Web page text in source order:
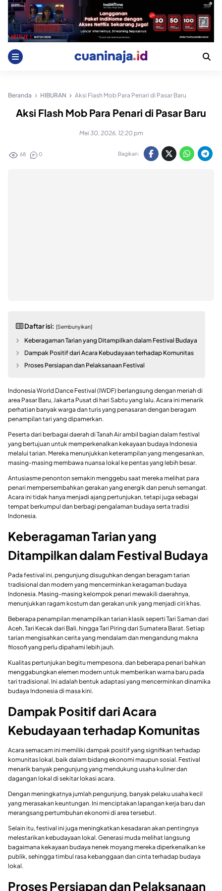
Skip
content
Beranda HIBURAN Aksi Flash Mob Para Penari di Pasar Baru
Aksi Flash Mob Para Penari di Pasar Baru
Mei 30, 2026, 12:20 pm
68 0 Bagikan:
Daftar isi: [Sembunyikan]
Keberagaman Tarian yang Ditampilkan dalam Festival Budaya
Dampak Positif dari Acara Kebudayaan terhadap Komunitas
Proses Persiapan dan Pelaksanaan Festival
Indonesia World Dance Festival (IWDF) berlangsung dengan meriah di
area Pasar Baru, Jakarta Pusat di hari Sabtu yang lalu. Acara ini menarik
perhatian banyak warga dan turis yang penasaran dengan beragam
penampilan tari yang dipamerkan.
Peserta dari berbagai daerah di Tanah Air ambil bagian dalam festival
yang bertujuan untuk memperkenalkan kekayaan budaya Indonesia
melalui tarian. Mereka menunjukkan keterampilan yang mengesankan,
masing-masing membawa nuansa lokal ke pentas yang lebih besar.
Antusiasme penonton semakin menggebu saat mereka melihat para
penari mempersembahkan gerakan yang energik dan penuh semangat.
Acara ini tidak hanya menjadi ajang pertunjukan, tetapi juga sebagai
tempat berkumpul dan berbagi pengalaman budaya serta tradisi
Indonesia.
Keberagaman Tarian yang
Ditampilkan dalam Festival Budaya
Pada festival ini, pengunjung disuguhkan dengan beragam tarian
tradisional dan modern yang mencerminkan keragaman budaya
Indonesia. Masing-masing kelompok penari mewakili daerahnya,
menunjukkan ragam kostum dan gerakan unik yang menjadi ciri khas.
Beberapa penampilan menampilkan tarian klasik seperti Tari Saman dari
Aceh, Tari Kecak dari Bali, hingga Tari Piring dari Sumatera Barat. Setiap
tarian mengisahkan cerita yang mendalam dan mengandung makna
filosofi yang perlu dipahami lebih jauh.
Kualitas pertunjukan begitu mempesona, dan beberapa penari bahkan
menggabungkan elemen modern untuk memberikan warna baru pada
tari tradisional. Ini adalah bentuk adaptasi yang mencerminkan dinamika
budaya Indonesia di masa kini.
Dampak Positif dari Acara
Kebudayaan terhadap Komunitas
Acara semacam ini memiliki dampak positif yang signifikan terhadap
komunitas lokal, baik dalam bidang ekonomi maupun sosial. Festival
menarik banyak pengunjung yang mendukung usaha kuliner dan
dagangan lokal di sekitar lokasi acara.
Dengan meningkatnya jumlah pengunjung, banyak pelaku usaha kecil
yang merasakan keuntungan. Ini menciptakan lapangan kerja baru dan
merangsang pertumbuhan ekonomi di area tersebut.
Selain itu, festival ini juga meningkatkan kesadaran akan pentingnya
melestarikan kebudayaan lokal. Generasi muda melihat langsung
bagaimana kekayaan budaya nenek moyang mereka diperkenalkan ke
publik, sehingga timbul rasa kebanggaan dan cinta terhadap budaya
lokal.
Proses Persiapan dan Pelaksanaan